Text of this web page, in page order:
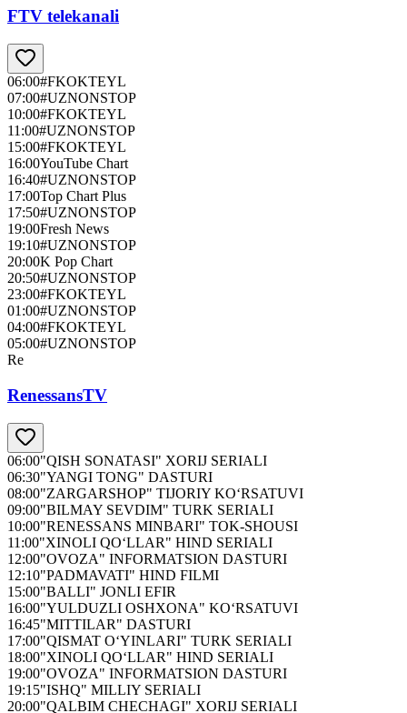
FTV telekanali
06:00#FKOKTEYL
07:00#UZNONSTOP
10:00#FKOKTEYL
11:00#UZNONSTOP
15:00#FKOKTEYL
16:00YouTube Chart
16:40#UZNONSTOP
17:00Top Chart Plus
17:50#UZNONSTOP
19:00Fresh News
19:10#UZNONSTOP
20:00K Pop Chart
20:50#UZNONSTOP
23:00#FKOKTEYL
01:00#UZNONSTOP
04:00#FKOKTEYL
05:00#UZNONSTOP
Re
RenessansTV
06:00"QISH SONATASI" XORIJ SERIALI
06:30"YANGI TONG" DASTURI
08:00"ZARGARSHOP" TIJORIY KO‘RSATUVI
09:00"BILMAY SEVDIM" TURK SERIALI
10:00"RENESSANS MINBARI" TOK-SHOUSI
11:00"XINOLI QO‘LLAR" HIND SERIALI
12:00"OVOZA" INFORMATSION DASTURI
12:10"PADMAVATI" HIND FILMI
15:00"BALLI" JONLI EFIR
16:00"YULDUZLI OSHXONA" KO‘RSATUVI
16:45"MITTILAR" DASTURI
17:00"QISMAT O‘YINLARI" TURK SERIALI
18:00"XINOLI QO‘LLAR" HIND SERIALI
19:00"OVOZA" INFORMATSION DASTURI
19:15"ISHQ" MILLIY SERIALI
20:00"QALBIM CHECHAGI" XORIJ SERIALI